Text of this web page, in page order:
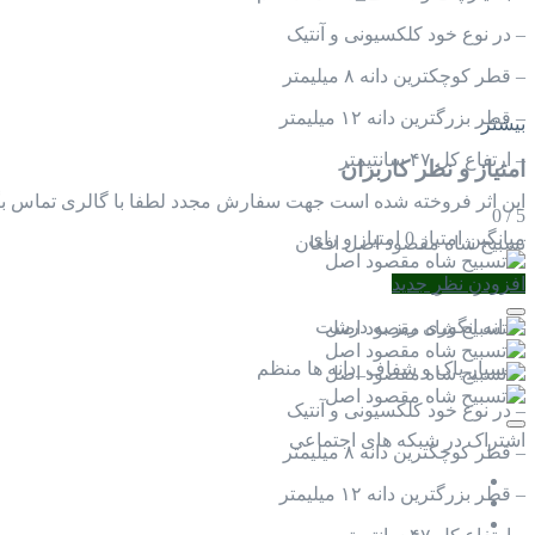
– در نوع خود کلکسیونی و آنتیک
– قطر کوچکترین دانه ۸ میلیمتر
– قطر بزرگترین دانه ۱۲ میلیمتر
– ارتفاع کل ۴۷ سانتیمتر
این اثر فروخته شده است جهت سفارش مجدد لطفا با گالری تماس
تسبیح شاه مقصود اصل افغان
– سایز تاجری
– دانه انگوری ریز به درشت
– بسیار پاک و شفاف_دانه ها منظم
– در نوع خود کلکسیونی و آنتیک
– قطر کوچکترین دانه ۸ میلیمتر
– قطر بزرگترین دانه ۱۲ میلیمتر
بیشتر
امتیاز و نظر کاربران
5
/
0
میانگین امتیاز 0 امتیاز و رای
افزودن نظر جدید
اشتراک در شبکه های اجتماعی